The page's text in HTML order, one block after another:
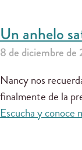
Un anhelo
8 de diciembre de
Nancy nos
finalmente de la
Escucha y